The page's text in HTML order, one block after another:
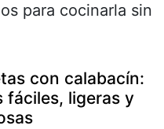
para cocinarla sin
con calabacín:
fáciles, ligeras y